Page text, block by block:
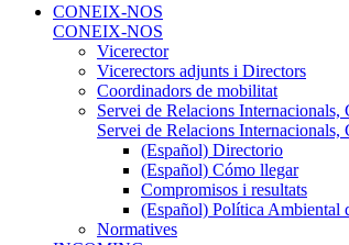
CONEIX-NOS
CONEIX-NOS
Vicerector
Vicerectors adjunts i Directors
Coordinadors de mobilitat
Servei de Relacions
Servei de Relacions
(Español) Directorio
(Español) Cómo llegar
Compromisos i resultats
(Español) Política Ambiental
Normatives